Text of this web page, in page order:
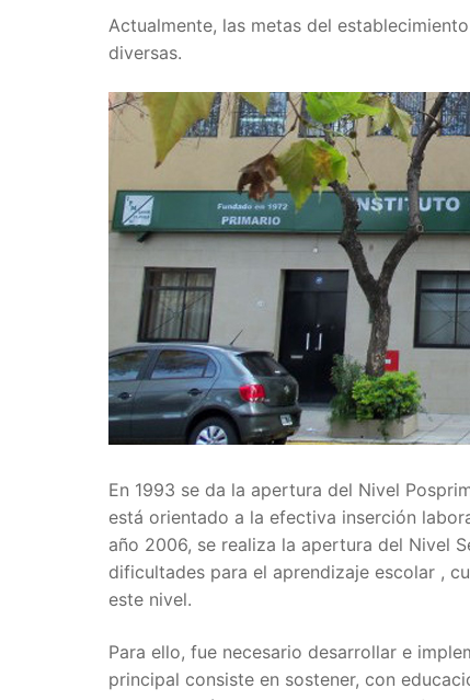
Actualmente, las metas del
diversas.
En 1993 se da la apertura del Nivel
está orientado a la efectiva inserción
año 2006, se realiza la apertura del Nivel
dificultades para el aprendizaje escolar ,
este nivel.
Para ello, fue necesario desarrollar e
principal consiste en sostener, con